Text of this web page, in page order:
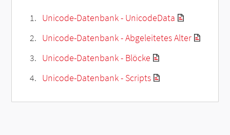
Unicode-Datenbank - UnicodeData
Unicode-Datenbank - Abgeleitetes Alter
Unicode-Datenbank - Blöcke
Unicode-Datenbank - Scripts